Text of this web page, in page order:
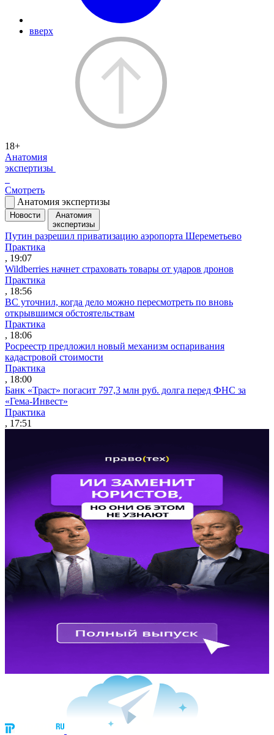
вверх
18+
Анатомия
экспертизы
Смотреть
Анатомия экспертизы
Новости
Анатомия
экспертизы
Путин разрешил приватизацию аэропорта Шереметьево
Практика
, 19:07
Wildberries начнет страховать товары от ударов дронов
Практика
, 18:56
ВС уточнил, когда дело можно пересмотреть по вновь
открывшимся обстоятельствам
Практика
, 18:06
Росреестр предложил новый механизм оспаривания
кадастровой стоимости
Практика
, 18:00
Банк «Траст» погасит 797,3 млн руб. долга перед ФНС за
«Гема-Инвест»
Практика
, 17:51